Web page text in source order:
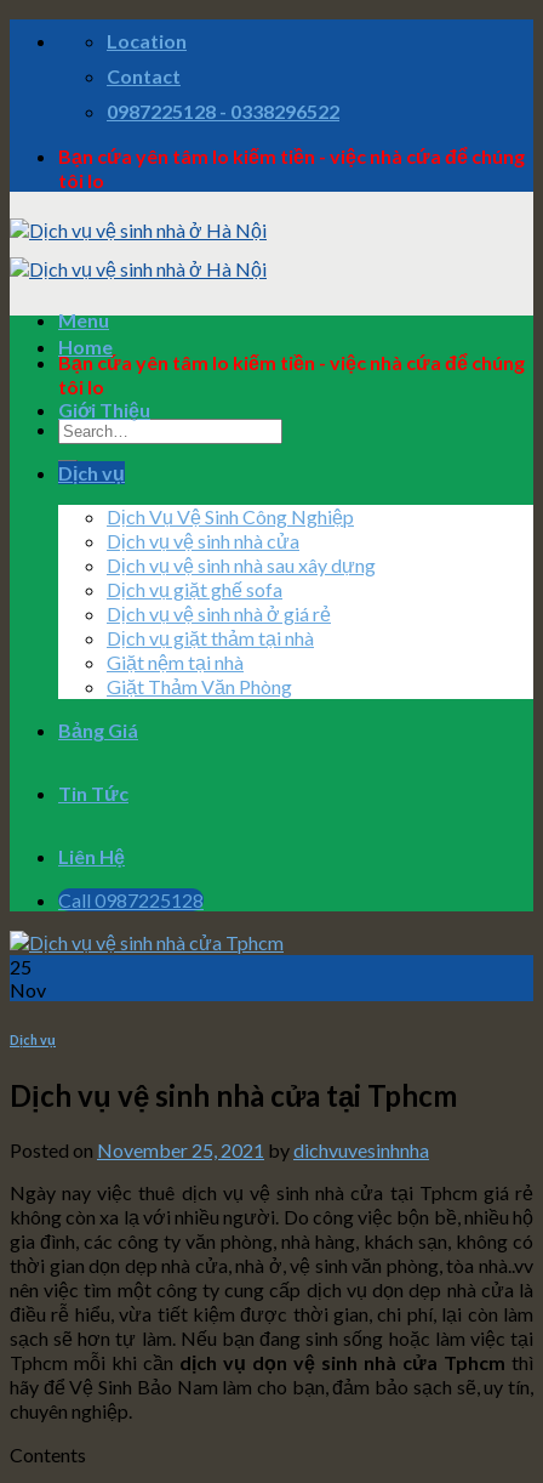
Location
Contact
0987225128 - 0338296522
Bạn cứa yên tâm lo kiếm tiền - việc nhà cứa để chúng
tôi lo
Menu
Bạn cứa yên tâm lo kiếm tiền - việc nhà cứa để chúng
tôi lo
Home
Giới Thiệu
Dịch vụ
Dịch Vụ Vệ Sinh Công Nghiệp
Dịch vụ vệ sinh nhà cửa
Dịch vụ vệ sinh nhà sau xây dựng
Dịch vụ giặt ghế sofa
Dịch vụ vệ sinh nhà ở giá rẻ
Dịch vụ giặt thảm tại nhà
Giặt nệm tại nhà
Giặt Thảm Văn Phòng
Bảng Giá
Tin Tức
Liên Hệ
Call 0987225128
25
Nov
Dịch vụ
Dịch vụ vệ sinh nhà cửa tại Tphcm
Posted on November 25, 2021 bydichvuvesinhnha
Ngày nay việc thuê dịch vụ vệ sinh nhà cửa tại Tphcm giá rẻ
không còn xa lạ với nhiều người. Do công việc bộn bề, nhiều hộ
gia đình, các công ty văn phòng, nhà hàng, khách sạn, không có
thời gian dọn dẹp nhà cửa, nhà ở, vệ sinh văn phòng, tòa nhà..vv
nên việc tìm một công ty cung cấp dịch vụ dọn dẹp nhà cửa là
điều rễ hiểu, vừa tiết kiệm được thời gian, chi phí, lại còn làm
sạch sẽ hơn tự làm. Nếu bạn đang sinh sống hoặc làm việc tại
Tphcm mỗi khi cần dịch vụ dọn vệ sinh nhà cửa Tphcm thì
hãy để Vệ Sinh Bảo Nam làm cho bạn, đảm bảo sạch sẽ, uy tín,
chuyên nghiệp.
Contents